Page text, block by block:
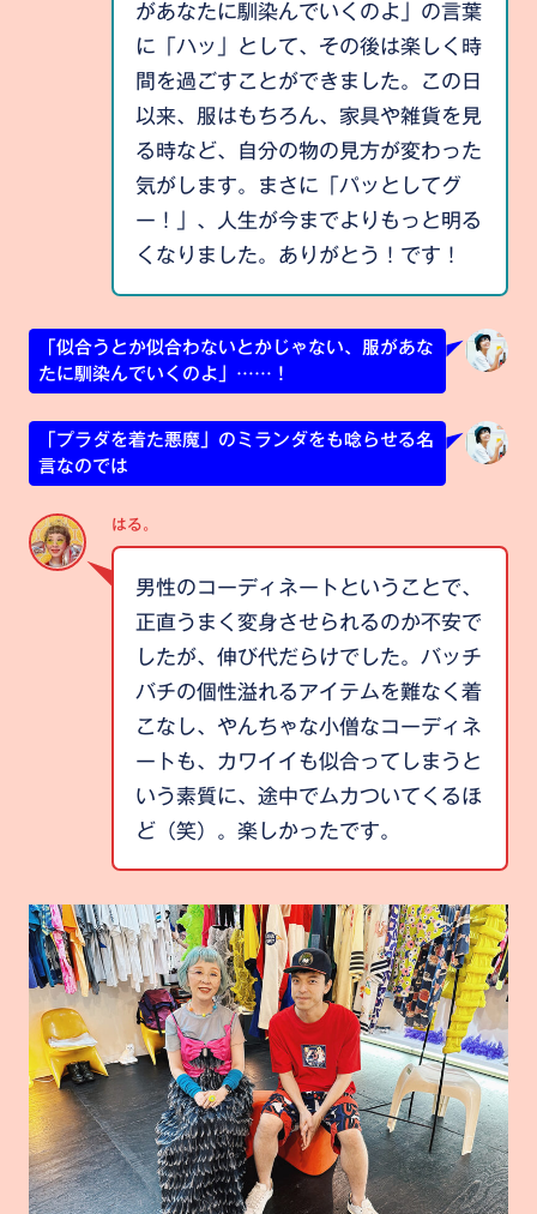
があなたに馴染んでいくのよ」の言葉
に「ハッ」として、その後は楽しく時
間を過ごすことができました。この日
以来、服はもちろん、家具や雑貨を見
る時など、自分の物の見方が変わった
気がします。まさに「パッとしてグ
ー！」、人生が今までよりもっと明る
くなりました。ありがとう！です！
「似合うとか似合わないとかじゃない、服があな
たに馴染んでいくのよ」……！
「プラダを着た悪魔」のミランダをも唸らせる名
言なのでは
はる。
男性のコーディネートということで、
正直うまく変身させられるのか不安で
したが、伸び代だらけでした。バッチ
バチの個性溢れるアイテムを難なく着
こなし、やんちゃな小僧なコーディネ
ートも、カワイイも似合ってしまうと
いう素質に、途中でムカついてくるほ
ど（笑）。楽しかったです。